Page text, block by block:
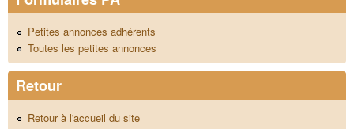
Petites annonces adhérents
Toutes les petites annonces
Retour
Retour à l'accueil du site